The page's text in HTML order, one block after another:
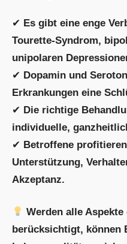
✔ Es gibt eine enge
Tourette-Syndrom,
unipolaren
✔ Dopamin und
Erkrankungen eine
✔ Die richtige
individuelle,
✔ Betroffene
Unterstützung,
Akzeptanz.
Werden alle
berücksichtigt, können